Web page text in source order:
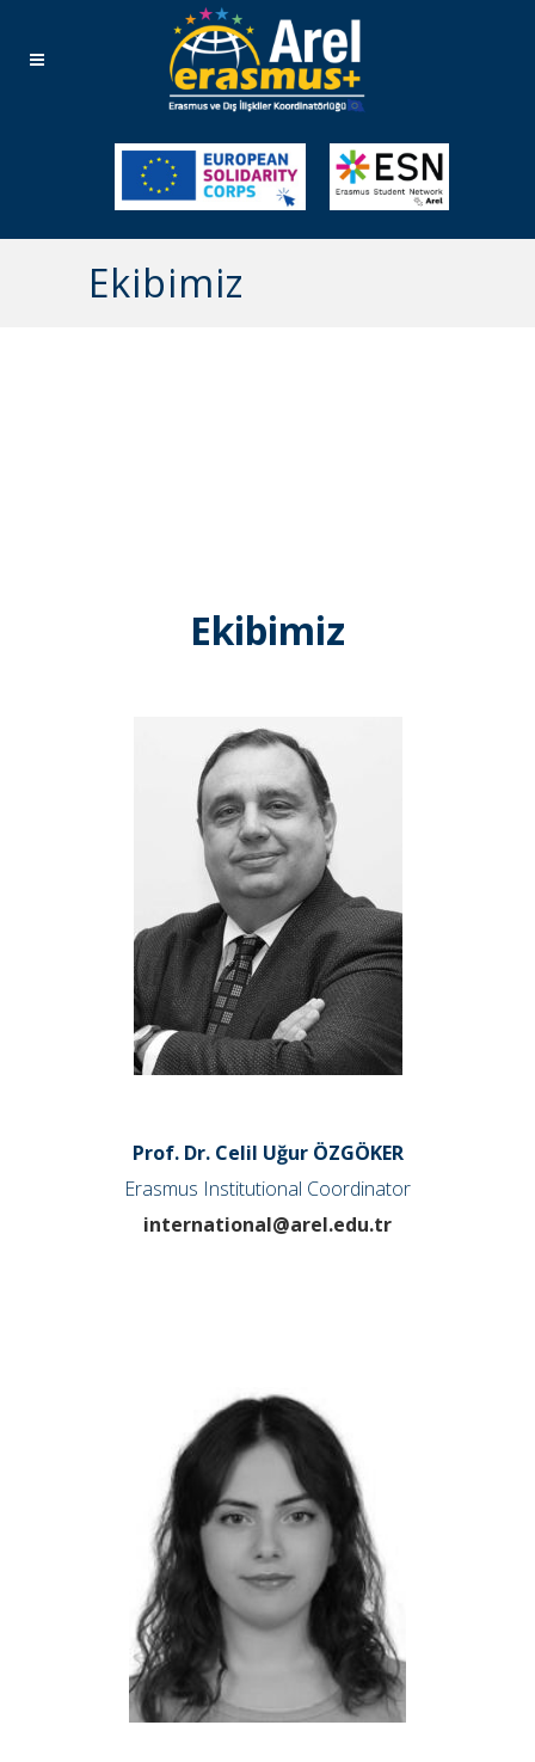
Ekibimiz
Ekibimiz
Prof. Dr. Celil Uğur ÖZGÖKER
Erasmus Institutional Coordinator
international@arel.edu.tr